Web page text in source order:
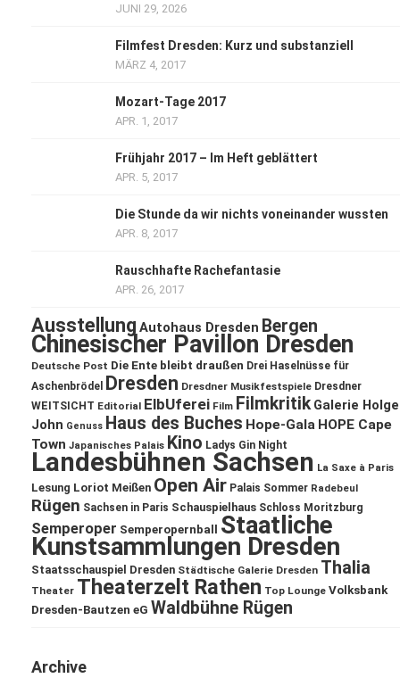
JUNI 29, 2026
Filmfest Dresden: Kurz und substanziell
MÄRZ 4, 2017
Mozart-Tage 2017
APR. 1, 2017
Frühjahr 2017 – Im Heft geblättert
APR. 5, 2017
Die Stunde da wir nichts voneinander wussten
APR. 8, 2017
Rauschhafte Rachefantasie
APR. 26, 2017
Ausstellung Autohaus Dresden Bergen
Chinesischer Pavillon Dresden
Deutsche Post Die Ente bleibt draußen Drei Haselnüsse für
Aschenbrödel
Dresden Dresdner Musikfestspiele Dresdner
WEITSICHT Editorial ElbUferei Film Filmkritik Galerie
John Genuss Haus des Buches Hope-Gala HOPE Cape
Town Japanisches Palais Kino Ladys Gin Night
Landesbühnen Sachsen La Saxe à Paris
Lesung Loriot Meißen Open Air Palais Sommer Radebeul
Rügen Sachsen in Paris Schauspielhaus Schloss Moritzburg
Semperoper Semperopernball Staatliche
Kunstsammlungen Dresden
Staatsschauspiel Dresden Städtische Galerie Dresden Thalia
Theater Theaterzelt Rathen Top Lounge Volksbank
Dresden-Bautzen eG Waldbühne Rügen
Archive